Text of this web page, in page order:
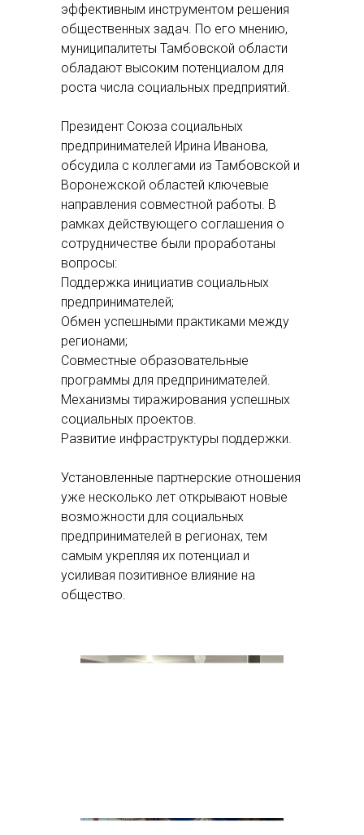
эффективным инструментом решения
общественных задач. По его мнению,
муниципалитеты Тамбовской области
обладают высоким потенциалом для
роста числа социальных предприятий.
Президент Союза социальных
предпринимателей Ирина Иванова,
обсудила с коллегами из Тамбовской и
Воронежской областей ключевые
направления совместной работы. В
рамках действующего соглашения о
сотрудничестве были проработаны
вопросы:
Поддержка инициатив социальных
предпринимателей;
Обмен успешными практиками между
регионами;
Совместные образовательные
программы для предпринимателей.
Механизмы тиражирования успешных
социальных проектов.
Развитие инфраструктуры поддержки.
Установленные партнерские отношения
уже несколько лет открывают новые
возможности для социальных
предпринимателей в регионах, тем
самым укрепляя их потенциал и
усиливая позитивное влияние на
общество.